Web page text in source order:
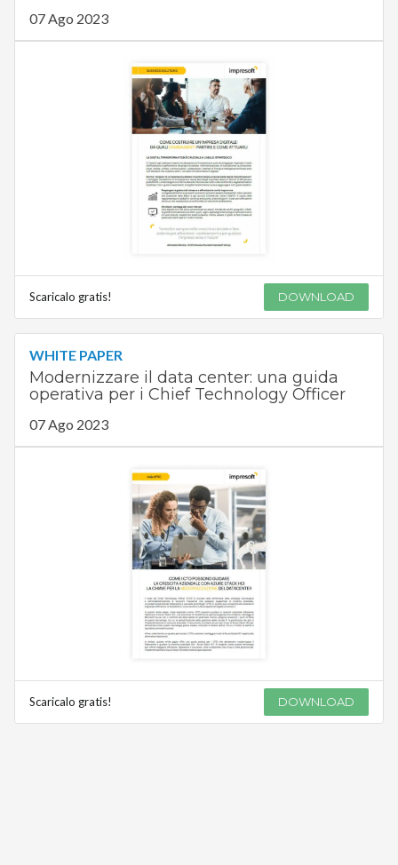
07 Ago 2023
Scaricalo gratis! DOWNLOAD
WHITE PAPER
Modernizzare il data center: una guida
operativa per i Chief Technology Officer
07 Ago 2023
Scaricalo gratis! DOWNLOAD